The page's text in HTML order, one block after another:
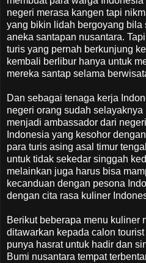
negeri merasa kangen tapi
yang bikin lidah bergoyang bila
aneka santapan nusantara.
turis yang pernah berkunjung
kembali berlibur hanya untuk
mereka santap selama
Dan sebagai tenaga kerja
negeri orang sudah
menjadi ambassador dari
Indonesia yang kesohor
para turis asing asal timur
untuk tidak sekedar singgah
melainkan juga harus bisa
kecanduan dengan pesona
dengan cita rasa kuliner
Berikut beberapa menu kuliner
ditawarkan kepada calon
punya hasrat untuk hadir dan
Bumi nusantara tempat